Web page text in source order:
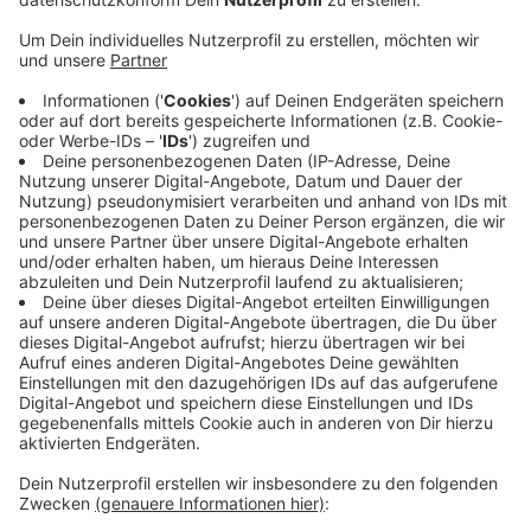
Anzeige
Der Verkehrsverbund Rhein-Ruhr hat eine Aktion für
alle Abo-Kunden gestartet. Für sie gilt ihr Ticket an
allen Wochenenden im September und Oktober in ganz
Nordrhein-Westfalen. Also auch über die Grenzen des
VRR-Gebiets hinaus. Die Aktion gilt außerdem auch am
03. Oktober und während der Herbstferien, heißt es
vom Verkehrsverbund. Auch die Mitnahmeregelungen
werden so angepasst, dass zum Beispiel eine ganze
Familie mit drei Kindern mit nur einem Ticket
auskommt.
Anzeige